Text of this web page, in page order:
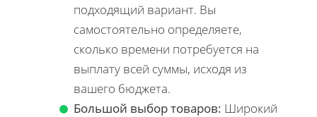
подходящий вариант. Вы
самостоятельно определяете,
сколько времени потребуется на
выплату всей суммы, исходя из
вашего бюджета.
Большой выбор товаров: Широкий